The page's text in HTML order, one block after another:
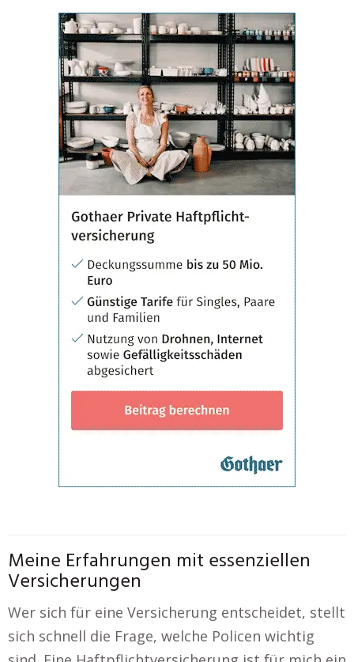
Meine Erfahrungen mit essenziellen
Versicherungen
Wer sich für eine Versicherung entscheidet, stellt
sich schnell die Frage, welche Policen wichtig